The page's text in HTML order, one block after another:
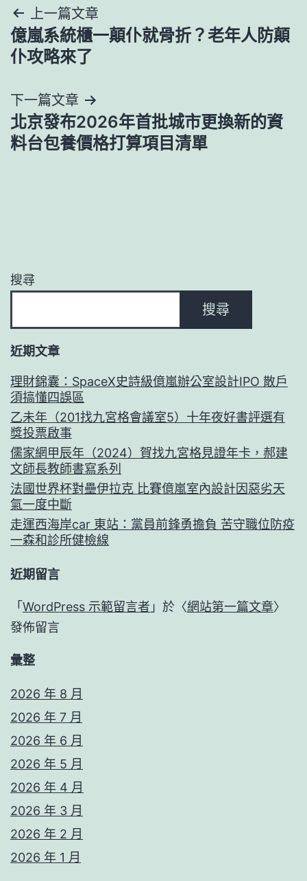
文
章
覽
上一篇文章
億嵐系統櫃一顛仆就骨折？老年人防顛
仆攻略來了
下一篇文章
北京發布2026年首批城市更換新的資
料台包養價格打算項目清單
搜尋
搜尋
近期文章
理財錦囊：SpaceX史詩級億嵐辦公室設計IPO 散戶
須搞懂四誤區
乙未年（201找九宮格會議室5）十年夜好書評選有
獎投票啟事
儒家網甲辰年（2024）賀找九宮格見證年卡，郝建
文師長教師書寫系列
法國世界杯對壘伊拉克 比賽億嵐室內設計因惡劣天
氣一度中斷
走運西海岸car 東站：黨員前鋒勇擔負 苦守職位防疫
一森和診所健檢線
近期留言
「 WordPress 示範留言者 」於〈網站第一篇文章〉
發佈留言
彙整
2026 年 8 月
2026 年 7 月
2026 年 6 月
2026 年 5 月
2026 年 4 月
2026 年 3 月
2026 年 2 月
2026 年 1 月